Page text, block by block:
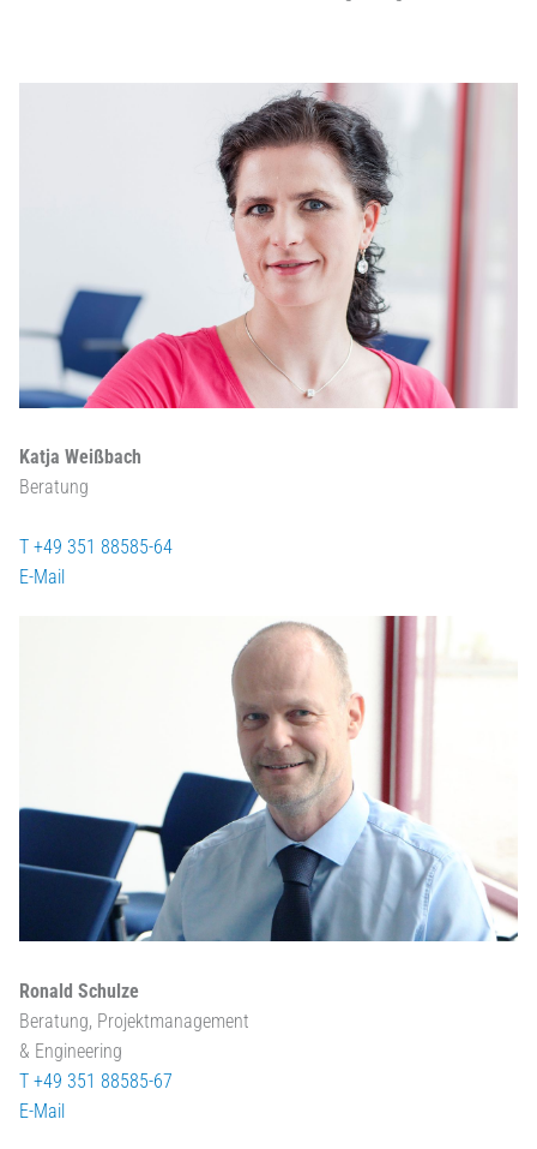
Katja Weißbach
Beratung
T +49 351 88585-64
E-Mail
Ronald Schulze
Beratung, Projektmanagement
& Engineering
T +49 351 88585-67
E-Mail